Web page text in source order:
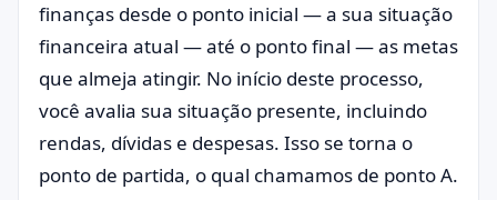
finanças desde o ponto inicial — a sua situação
financeira atual — até o ponto final — as metas
que almeja atingir. No início deste processo,
você avalia sua situação presente, incluindo
rendas, dívidas e despesas. Isso se torna o
ponto de partida, o qual chamamos de ponto A.